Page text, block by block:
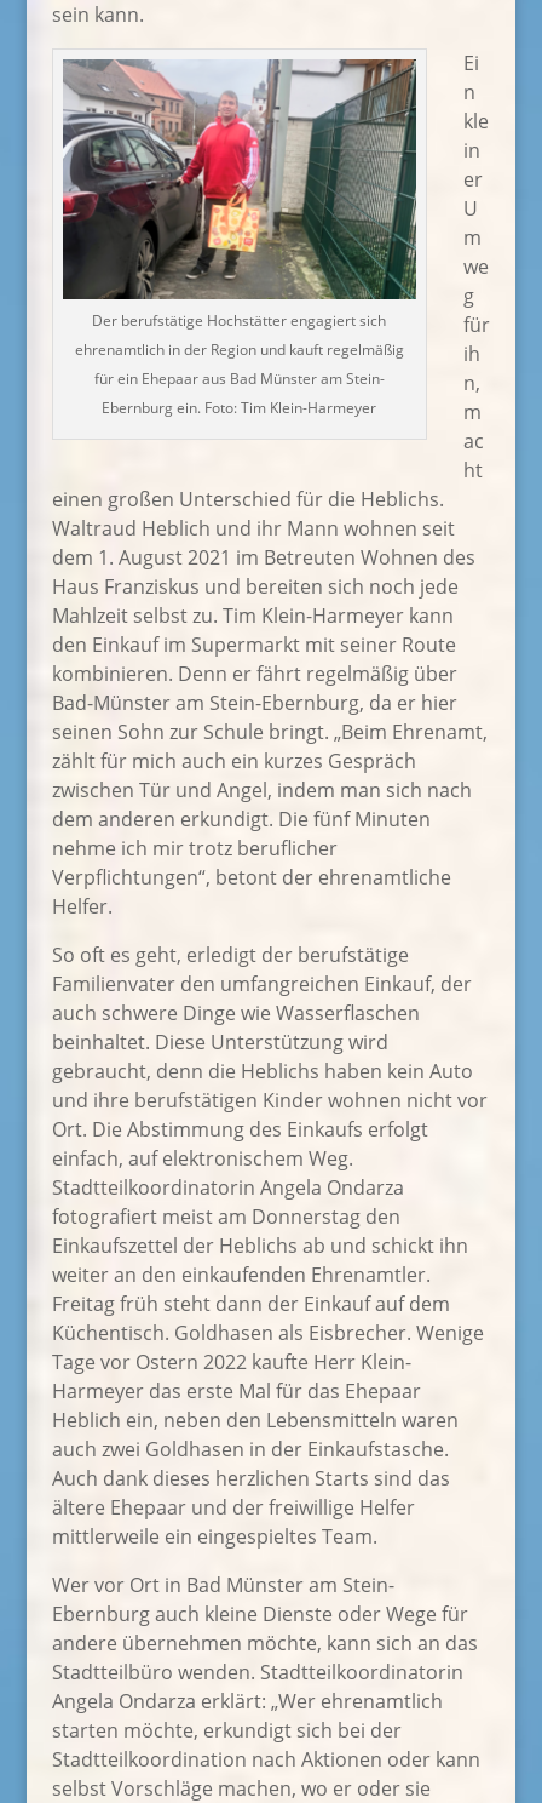
sein kann.
Der berufstätige Hochstätter engagiert sich
ehrenamtlich in der Region und kauft regelmäßig
für ein Ehepaar aus Bad Münster am Stein-
Ebernburg ein. Foto: Tim Klein-Harmeyer
Ei
n
kle
in
er
U
m
we
g
für
ih
n,
m
ac
ht
einen großen Unterschied für die Heblichs.
Waltraud Heblich und ihr Mann wohnen seit
dem 1. August 2021 im Betreuten Wohnen des
Haus Franziskus und bereiten sich noch jede
Mahlzeit selbst zu. Tim Klein-Harmeyer kann
den Einkauf im Supermarkt mit seiner Route
kombinieren. Denn er fährt regelmäßig über
Bad-Münster am Stein-Ebernburg, da er hier
seinen Sohn zur Schule bringt. „Beim Ehrenamt,
zählt für mich auch ein kurzes Gespräch
zwischen Tür und Angel, indem man sich nach
dem anderen erkundigt. Die fünf Minuten
nehme ich mir trotz beruflicher
Verpflichtungen“, betont der ehrenamtliche
Helfer.
So oft es geht, erledigt der berufstätige
Familienvater den umfangreichen Einkauf, der
auch schwere Dinge wie Wasserflaschen
beinhaltet. Diese Unterstützung wird
gebraucht, denn die Heblichs haben kein Auto
und ihre berufstätigen Kinder wohnen nicht vor
Ort. Die Abstimmung des Einkaufs erfolgt
einfach, auf elektronischem Weg.
Stadtteilkoordinatorin Angela Ondarza
fotografiert meist am Donnerstag den
Einkaufszettel der Heblichs ab und schickt ihn
weiter an den einkaufenden Ehrenamtler.
Freitag früh steht dann der Einkauf auf dem
Küchentisch. Goldhasen als Eisbrecher. Wenige
Tage vor Ostern 2022 kaufte Herr Klein-
Harmeyer das erste Mal für das Ehepaar
Heblich ein, neben den Lebensmitteln waren
auch zwei Goldhasen in der Einkaufstasche.
Auch dank dieses herzlichen Starts sind das
ältere Ehepaar und der freiwillige Helfer
mittlerweile ein eingespieltes Team.
Wer vor Ort in Bad Münster am Stein-
Ebernburg auch kleine Dienste oder Wege für
andere übernehmen möchte, kann sich an das
Stadtteilbüro wenden. Stadtteilkoordinatorin
Angela Ondarza erklärt: „Wer ehrenamtlich
starten möchte, erkundigt sich bei der
Stadtteilkoordination nach Aktionen oder kann
selbst Vorschläge machen, wo er oder sie